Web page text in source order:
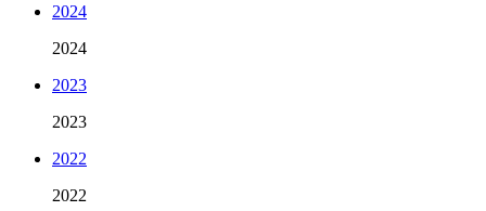
2024
2024
2023
2023
2022
2022